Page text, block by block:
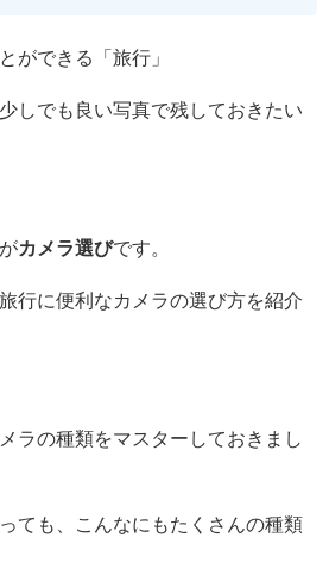
ができる「旅行」
しでも良い写真で残しておきたい
カメラ選びです。
行に便利なカメラの選び方を紹介
ラの種類をマスターしておきまし
ても、こんなにもたくさんの種類